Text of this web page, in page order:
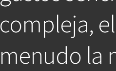
compleja,
menudo la